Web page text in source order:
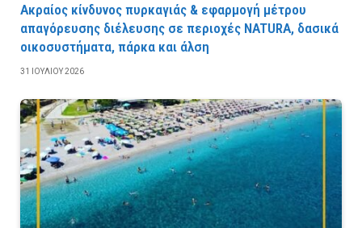
Ακραίος κίνδυνος πυρκαγιάς & εφαρμογή μέτρου
απαγόρευσης διέλευσης σε περιοχές NATURA, δασικά
οικοσυστήματα, πάρκα και άλση
31 ΙΟΥΛΊΟΥ 2026